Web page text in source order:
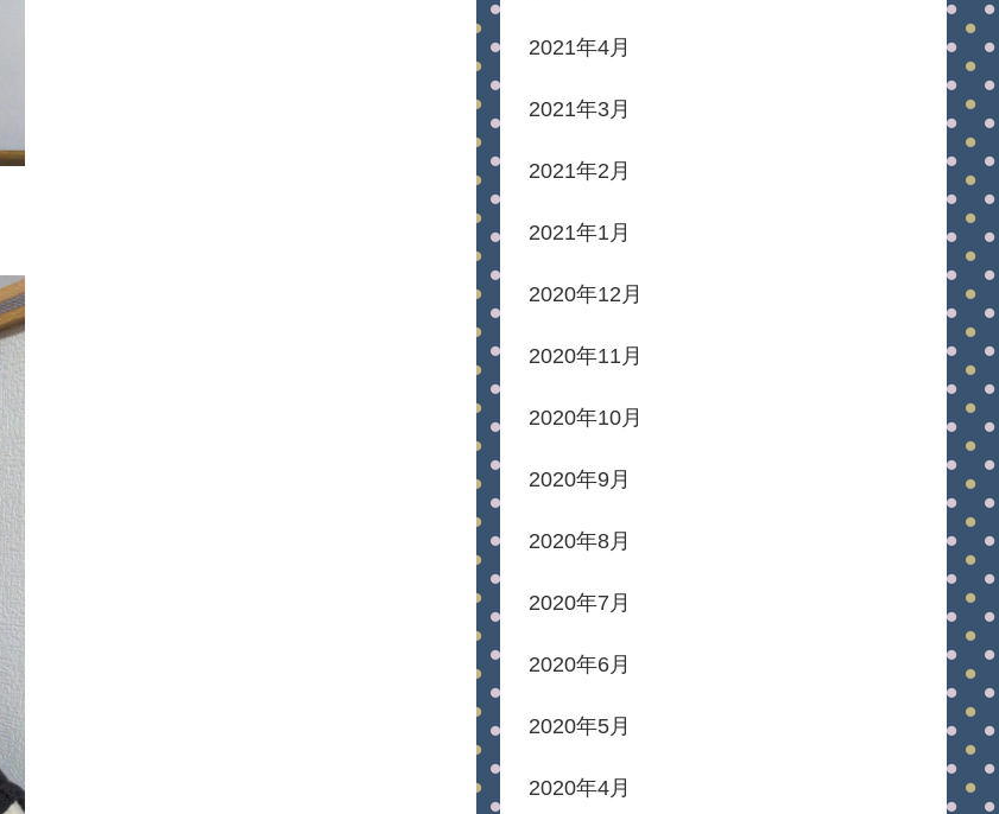
2021年4月
2021年3月
2021年2月
2021年1月
2020年12月
2020年11月
2020年10月
2020年9月
2020年8月
2020年7月
2020年6月
2020年5月
2020年4月